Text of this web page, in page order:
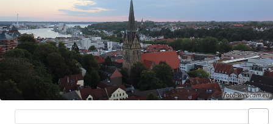
Live video available → View